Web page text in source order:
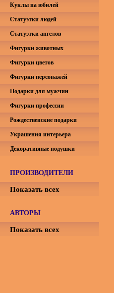
Куклы на юбилей
Статуэтки людей
Статуэтки ангелов
Фигурки животных
Фигурки цветов
Фигурки персонажей
Подарки для мужчин
Фигурки профессии
Рождественские подарки
Украшения интерьера
Декоративные подушки
ПРОИЗВОДИТЕЛИ
Показать всех
АВТОРЫ
Показать всех